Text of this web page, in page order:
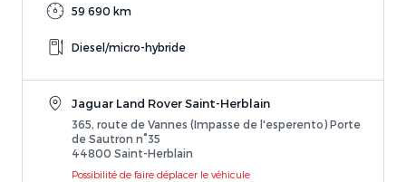
59 690 km
Diesel/micro-hybride
Jaguar Land Rover Saint-Herblain
365, route de Vannes (Impasse de l'esperento) Porte
de Sautron n°35
44800 Saint-Herblain
Possibilité de faire déplacer le véhicule